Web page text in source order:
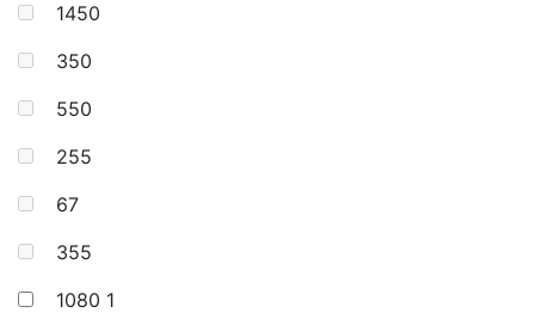
1450
350
550
255
67
355
1080 1